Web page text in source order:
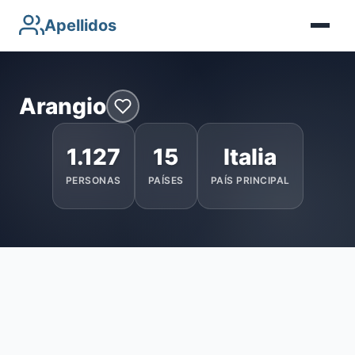
Apellidos
Arangio
1.127
PERSONAS
15
PAÍSES
Italia
PAÍS PRINCIPAL